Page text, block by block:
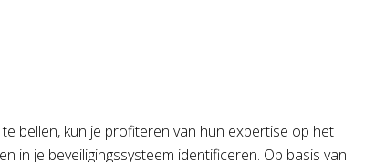
bellen, kun je profiteren van hun expertise op het
in je beveiligingssysteem identificeren. Op basis van